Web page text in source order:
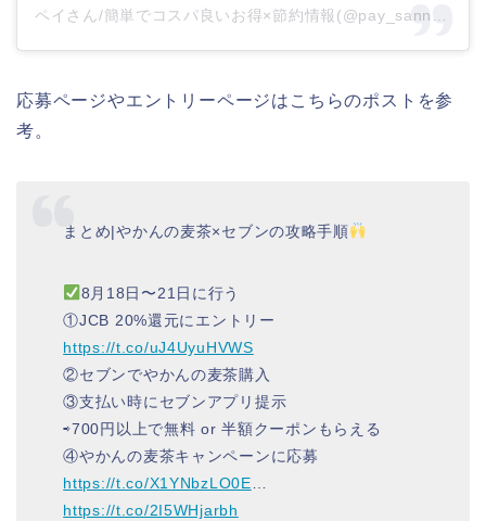
応募ページやエントリーページはこちらのポストを参
考。
まとめ|やかんの麦茶×セブンの攻略手順
8月18日〜21日に行う
①JCB 20%還元にエントリー
https://t.co/uJ4UyuHVWS
②セブンでやかんの麦茶購入
③支払い時にセブンアプリ提示
⇨700円以上で無料 or 半額クーポンもらえる
④やかんの麦茶キャンペーンに応募
https://t.co/X1YNbzLO0E
https://t.co/2I5WHjarbh